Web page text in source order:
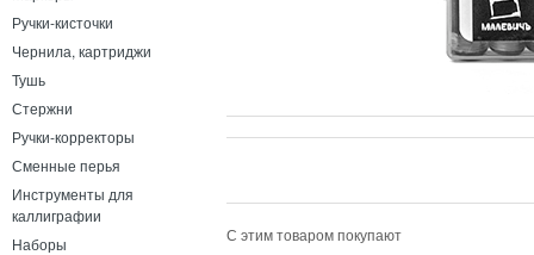
Ручки-кисточки
Чернила, картриджи
Тушь
Стержни
Ручки-корректоры
Сменные перья
Инструменты для
каллиграфии
Наборы
С этим товаром покупают